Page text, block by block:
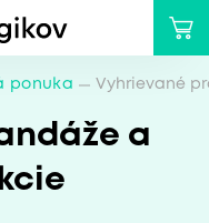
ponuka Vyhrievané
a